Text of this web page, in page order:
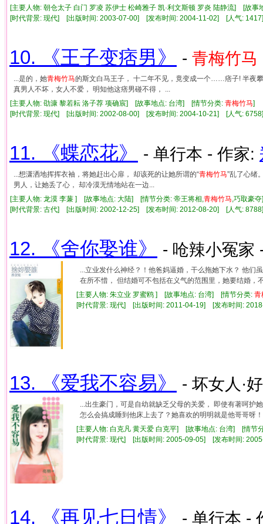
[主要人物: 朝仓太子 白门 罗凌 苏伊士 松崎雅子 凯·利文斯顿 罗炎 陆静流] [故
[时代背景: 现代] [出版时间: 2003-07-00] [发布时间: 2004-11-02] [人气:
10. 《王子变痞男》 - 青梅竹马
...是的，她青梅竹马的斯文白马王子， 十二年不见，竟变成一个……痞子! 半夜
真男人不坏，女人不爱， 明知他这痞男碰不得， ...
[主要人物: 劭漮 黎若耘 洛子荐 项确宸] [故事地点: 台湾] [情节分类: 青梅竹马]
[时代背景: 现代] [出版时间: 2002-08-00] [发布时间: 2004-10-21] [人气:
11. 《蝶恋花》 - 单行本 - 作家:
...想潇洒地挥挥衣袖，将她赶出心扉， 却该死的让她所谓的“青梅竹马”乱了心绪
男人，让她丢了心， 却冷漠无情地站在一边...
[主要人物: 龙漠 李蒹 ] [故事地点: 大陆] [情节分类: 帝王将相, 青梅竹马 ,巧取豪
[时代背景: 古代] [出版时间: 2002-12-25] [发布时间: 2012-08-20] [人气:
12. 《舍你娶谁》 - 呛辣小冤家
...立业发什么神经？！他爸妈逼婚，干么拖她下水？ 他们
在所不惜， 但结婚可不包括在义气的范围里，她要结婚，
[主要人物: 朱立业 罗蜜鸥 ] [故事地点: 台湾] [情节分类: 青
[时代背景: 现代] [出版时间: 2011-04-19] [发布时间:
13. 《爱我不容易》 - 坏女人·
...出生豪门，可是自幼就缺乏父母的关爱， 即使有著呵护
怎么会搞成睡到他床上去了？她喜欢的明明就是他哥哥呀
[主要人物: 白克凡 黄天爱 白克平] [故事地点: 台湾] [情节
[时代背景: 现代] [出版时间: 2005-09-05] [发布时间:
14. 《再见七日情》 - 单行本 -